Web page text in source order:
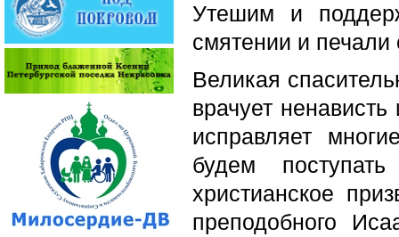
Утешим и
смятении и
Великая
врачует
исправляет
будем
христианское
преподобного